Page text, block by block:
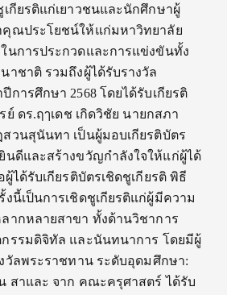
เกียรติแก่เยาวชนและนักศึกษาผู้
คุณประโยชน์ให้แก่มหาวิทยาลัย
นการประกวดและการแข่งขันทั้ง
าชาติ รวมถึงผู้ได้รับรางวัล
การศึกษา 2568 โดยได้รับเกียรติ
ย์ ดร.ฤๅเดช เกิดวิชัย นายกสภา
วนสุนันทา เป็นผู้มอบเกียรติบัตร
นดีและสร้างขวัญกำลังใจให้แก่ผู้ได้
ผู้ได้รับเกียรติบัตรเชิดชูเกียรติ พิธี
งนี้เป็นการเชิดชูเกียรติแก่ผู้มีความ
ากหลายสาขา ทั้งด้านวิชาการ
รรมดิจิทัล และนันทนาการ โดยมีผู้
วัลพระราชทาน ระดับอุดมศึกษา:
สาและ จาก คณะครุศาสตร์ ได้รับ